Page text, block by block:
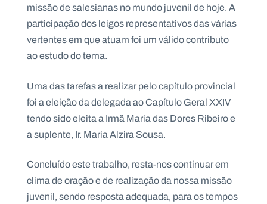
missão de salesianas no mundo juvenil de hoje. A
participação dos leigos representativos das várias
vertentes em que atuam foi um válido contributo
ao estudo do tema.
Uma das tarefas a realizar pelo capítulo provincial
foi a eleição da delegada ao Capítulo Geral XXIV
tendo sido eleita a Irmã Maria das Dores Ribeiro e
a suplente, Ir. Maria Alzira Sousa.
Concluído este trabalho, resta-nos continuar em
clima de oração e de realização da nossa missão
juvenil, sendo resposta adequada, para os tempos